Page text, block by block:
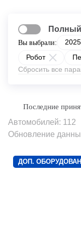
Вы выбрали: 2025
Робот
Сбросить все
Автомобилей: 112
Обновление
ДОП.